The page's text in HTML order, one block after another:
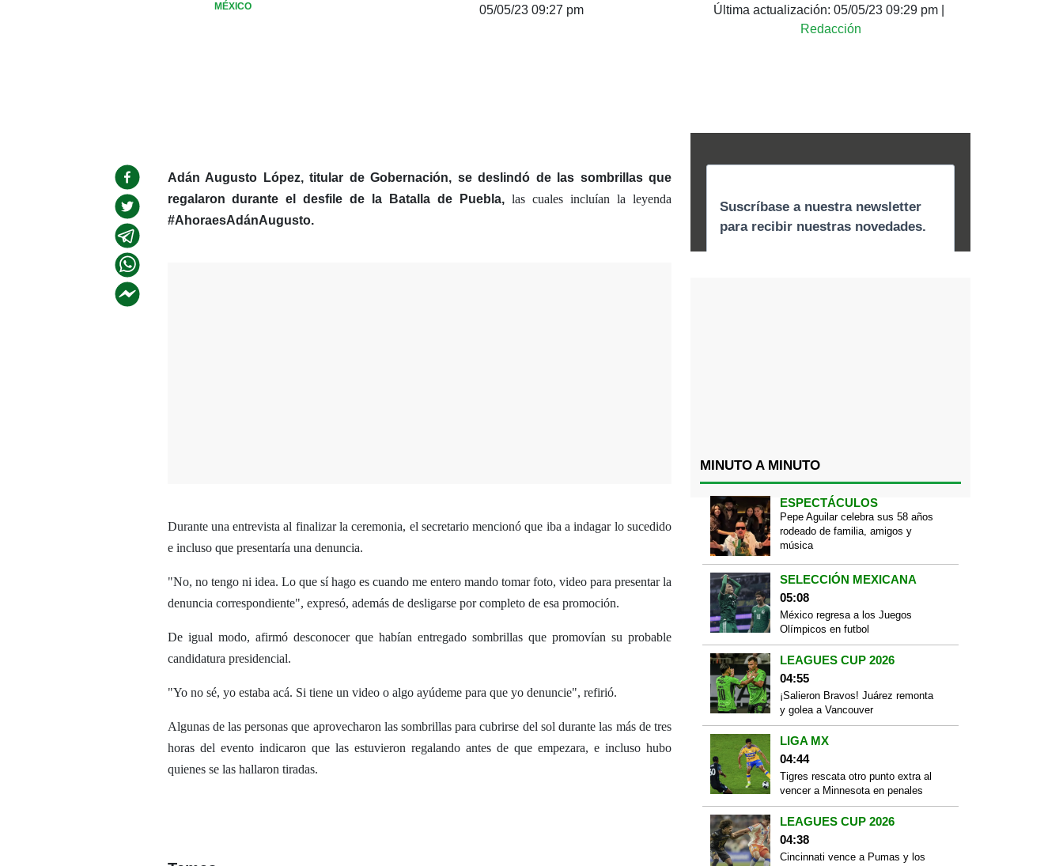
MÉXICO 05/05/23 09:27 pm Última actualización: 05/05/23 09:29 pm
Redacción
Adán Augusto López, titular de Gobernación, se deslindó de las sombrillas que
regalaron durante el desfile de la Batalla de Puebla, las cuales incluían la leyenda
#AhoraesAdánAugusto.
Durante una entrevista al finalizar la ceremonia, el secretario mencionó que iba a indagar lo sucedido
e incluso que presentaría una denuncia.
"No, no tengo ni idea. Lo que sí hago es cuando me entero mando tomar foto, video para presentar la
denuncia correspondiente", expresó, además de desligarse por completo de esa promoción.
De igual modo, afirmó desconocer que habían entregado sombrillas que promovían su probable
candidatura presidencial.
"Yo no sé, yo estaba acá. Si tiene un video o algo ayúdeme para que yo denuncie", refirió.
Algunas de las personas que aprovecharon las sombrillas para cubrirse del sol durante las más de tres
horas del evento indicaron que las estuvieron regalando antes de que empezara, e incluso hubo
quienes se las hallaron tiradas.
MINUTO A MINUTO
ESPECTÁCULOS
Pepe Aguilar celebra sus 58 años
rodeado de familia, amigos y
música
SELECCIÓN MEXICANA
05:08
México regresa a los Juegos
Olímpicos en futbol
LEAGUES CUP 2026
04:55
¡Salieron Bravos! Juárez remonta
y golea a Vancouver
LIGA MX
04:44
Tigres rescata otro punto extra al
vencer a Minnesota en penales
LEAGUES CUP 2026
04:38
Cincinnati vence a Pumas y los